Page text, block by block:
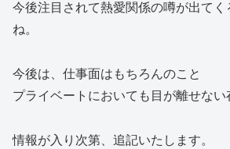
今後注目されて熱愛関係の噂が出て
ね。
今後は、仕事面はもちろんのこと
プライベートにおいても目が離せない
情報が入り次第、追記いたします。